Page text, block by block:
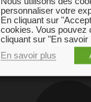
NOS
personnaliser votre
En cliquant sur
cookies. Vous pouvez
cliquant sur "En savoir
En savoir plus